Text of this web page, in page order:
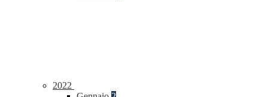
2022